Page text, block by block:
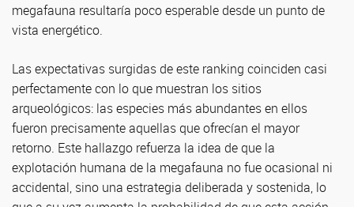
megafauna resultaría poco esperable desde un punto de
vista energético.
Las expectativas surgidas de este ranking coinciden casi
perfectamente con lo que muestran los sitios
arqueológicos: las especies más abundantes en ellos
fueron precisamente aquellas que ofrecían el mayor
retorno. Este hallazgo refuerza la idea de que la
explotación humana de la megafauna no fue ocasional ni
accidental, sino una estrategia deliberada y sostenida, lo